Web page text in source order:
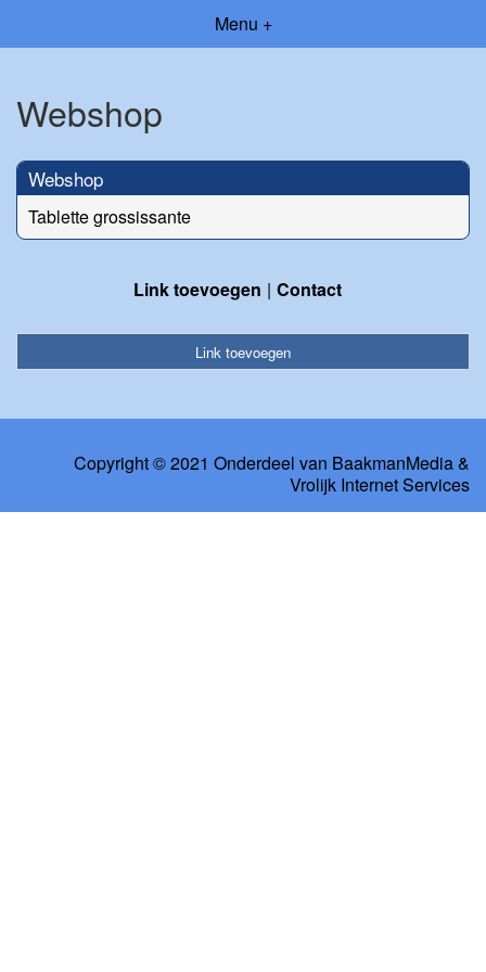
Menu +
Webshop
Webshop
Tablette grossissante
Link toevoegen Contact
Link toevoegen
Copyright © 2021 Onderdeel van BaakmanMedia&
Vrolijk Internet Services